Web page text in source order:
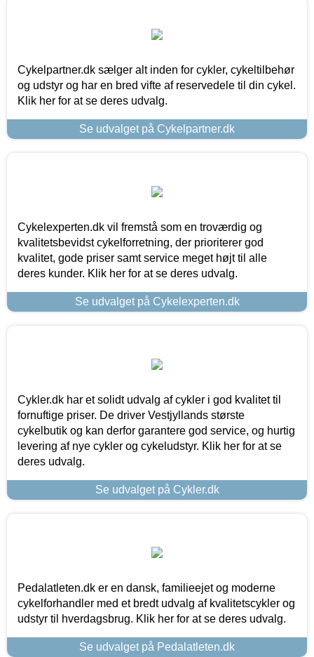
Cykelpartner.dk sælger alt inden for cykler, cykeltilbehør
og udstyr og har en bred vifte af reservedele til din cykel.
Klik her for at se deres udvalg.
Se udvalget på Cykelpartner.dk
Cykelexperten.dk vil fremstå som en troværdig og
kvalitetsbevidst cykelforretning, der prioriterer god
kvalitet, gode priser samt service meget højt til alle
deres kunder. Klik her for at se deres udvalg.
Se udvalget på Cykelexperten.dk
Cykler.dk har et solidt udvalg af cykler i god kvalitet til
fornuftige priser. De driver Vestjyllands største
cykelbutik og kan derfor garantere god service, og hurtig
levering af nye cykler og cykeludstyr. Klik her for at se
deres udvalg.
Se udvalget på Cykler.dk
Pedalatleten.dk er en dansk, familieejet og moderne
cykelforhandler med et bredt udvalg af kvalitetscykler og
udstyr til hverdagsbrug. Klik her for at se deres udvalg.
Se udvalget på Pedalatleten.dk